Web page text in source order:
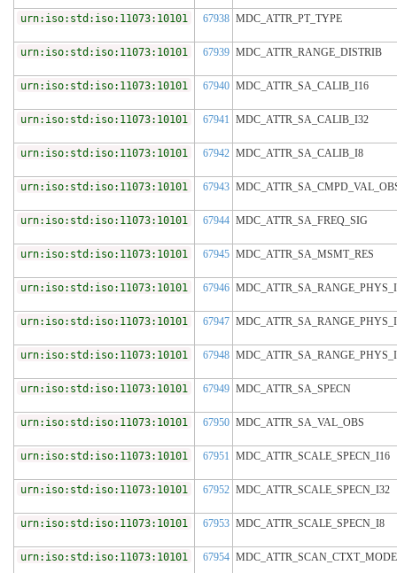
urn:iso:std:iso:11073:10101 67938 MDC_ATTR_PT_TYPE
urn:iso:std:iso:11073:10101 67939 MDC_ATTR_RANGE_DISTRIB
urn:iso:std:iso:11073:10101 67940 MDC_ATTR_SA_CALIB_I16
urn:iso:std:iso:11073:10101 67941 MDC_ATTR_SA_CALIB_I32
urn:iso:std:iso:11073:10101 67942 MDC_ATTR_SA_CALIB_I8
urn:iso:std:iso:11073:10101 67943
urn:iso:std:iso:11073:10101 67944 MDC_ATTR_SA_FREQ_SIG
urn:iso:std:iso:11073:10101 67945 MDC_ATTR_SA_MSMT_RES
urn:iso:std:iso:11073:10101 67946
urn:iso:std:iso:11073:10101 67947
urn:iso:std:iso:11073:10101 67948
urn:iso:std:iso:11073:10101 67949 MDC_ATTR_SA_SPECN
urn:iso:std:iso:11073:10101 67950 MDC_ATTR_SA_VAL_OBS
urn:iso:std:iso:11073:10101 67951 MDC_ATTR_SCALE_SPECN_I16
urn:iso:std:iso:11073:10101 67952 MDC_ATTR_SCALE_SPECN_I32
urn:iso:std:iso:11073:10101 67953 MDC_ATTR_SCALE_SPECN_I8
urn:iso:std:iso:11073:10101 67954 MDC_ATTR_SCAN_CTXT_MODE